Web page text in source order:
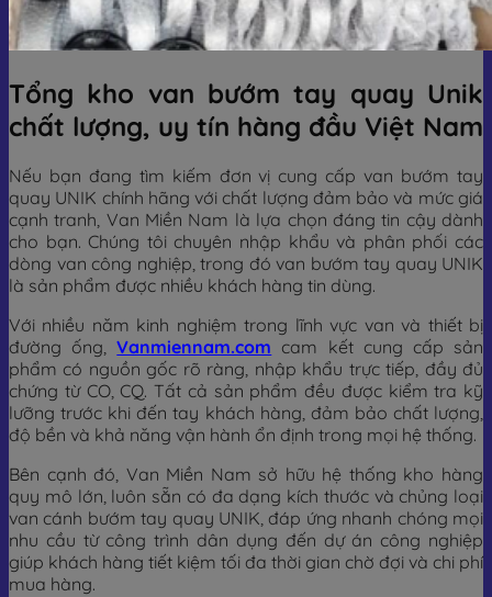
Tổng kho van bướm tay quay Unik
chất lượng, uy tín hàng đầu Việt Nam
Nếu bạn đang tìm kiếm đơn vị cung cấp van bướm tay
quay UNIK chính hãng với chất lượng đảm bảo và mức giá
cạnh tranh, Van Miền Nam là lựa chọn đáng tin cậy dành
cho bạn. Chúng tôi chuyên nhập khẩu và phân phối các
dòng van công nghiệp, trong đó van bướm tay quay UNIK
là sản phẩm được nhiều khách hàng tin dùng.
Với nhiều năm kinh nghiệm trong lĩnh vực van và thiết bị
đường ống,Vanmiennam.com cam kết cung cấp sản
phẩm có nguồn gốc rõ ràng, nhập khẩu trực tiếp, đầy đủ
chứng từ CO, CQ. Tất cả sản phẩm đều được kiểm tra kỹ
lưỡng trước khi đến tay khách hàng, đảm bảo chất lượng,
độ bền và khả năng vận hành ổn định trong mọi hệ thống.
Bên cạnh đó, Van Miền Nam sở hữu hệ thống kho hàng
quy mô lớn, luôn sẵn có đa dạng kích thước và chủng loại
van cánh bướm tay quay UNIK, đáp ứng nhanh chóng mọi
nhu cầu từ công trình dân dụng đến dự án công nghiệp
giúp khách hàng tiết kiệm tối đa thời gian chờ đợi và chi phí
mua hàng.